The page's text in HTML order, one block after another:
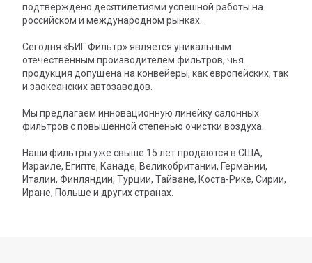
подтверждено десятилетиями успешной работы на
российском и международном рынках.
Сегодня «БИГ Фильтр» является уникальным
отечественным производителем фильтров, чья
продукция допущена на конвейеры, как европейских, так
и заокеанских автозаводов.
Мы предлагаем инновационную линейку салонных
фильтров с повышенной степенью очистки воздуха.
Наши фильтры уже свыше 15 лет продаются в США,
Израиле, Египте, Канаде, Великобритании, Германии,
Италии, Финляндии, Турции, Тайване, Коста-Рике, Сирии,
Иране, Польше и других странах.